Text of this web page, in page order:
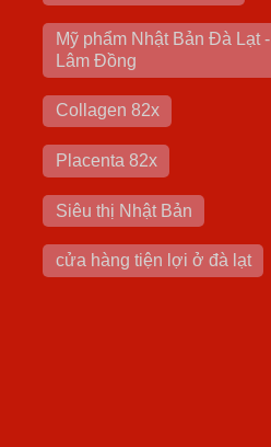
Mỹ phẩm Nhật Bản Đà Lạt -
Lâm Đồng
Collagen 82x
Placenta 82x
Siêu thị Nhật Bản
cửa hàng tiện lợi ở đà lạt